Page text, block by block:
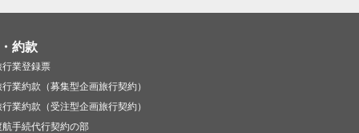
約款
業登録票
業約款（募集型企画旅行契約）
業約款（受注型企画旅行契約）
手続代行契約の部